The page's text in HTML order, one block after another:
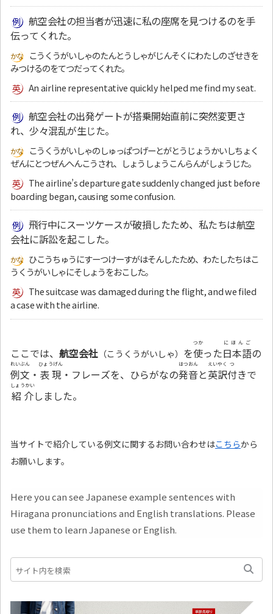
航空会社の担当者が迅速に私の座席を見つけるのを手
伝ってくれた。
こうくうがいしゃのたんとうしゃがじんそくにわたしのざせきを
みつけるのをてつだってくれた。
An airline representative quickly helped me find my seat.
航空会社の出発ゲートが搭乗開始直前に突然変更さ
れ、少々混乱が生じた。
こうくうがいしゃのしゅっぱつげーとがとうじょうかいしちょく
ぜんにとつぜんへんこうされ、しょうしょうこんらんがしょうじた。
The airline’s departure gate suddenly changed just before
boarding began, causing some confusion.
飛行中にスーツケースが破損したため、私たちは航空
会社に訴訟を起こした。
ひこうちゅうにすーつけーすがはそんしたため、わたしたちはこ
うくうがいしゃにそしょうをおこした。
The suitcase was damaged during the flight, and we filed
a case with the airline.
ここでは、 航空会社 （こうくうがいしゃ） を使
つか
った日本語
にほんご
の
例文
れいぶん
・ 表現
ひょうげん
・フレーズを、ひらがなの発音
はつおん
と英訳
えいやく
付
つ
きで
紹介
しょうかい
しました。
当サイトで紹介している例文に関するお問い合わせはこちらから
お願いします。
Here you can see Japanese example sentences with
Hiragana pronunciations and English translations. Please
use them to learn Japanese or English.